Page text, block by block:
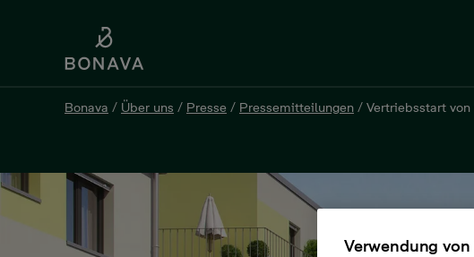
Bonava / Über uns / Presse / Pressemitteilungen / Vertriebsstart
Verwendung